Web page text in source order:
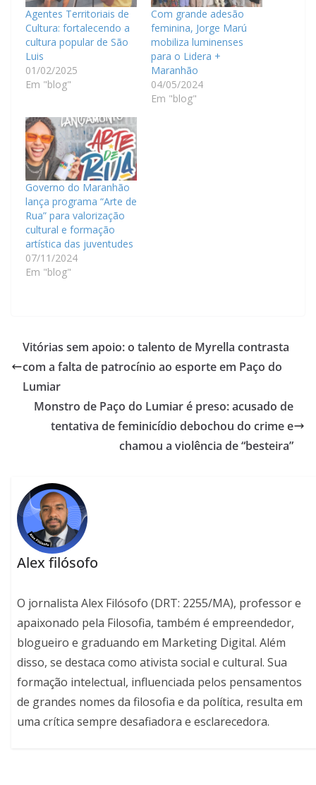
Agentes Territoriais de
Cultura: fortalecendo a
cultura popular de São
Luis
01/02/2025
Em "blog"
Com grande adesão
feminina, Jorge Marú
mobiliza luminenses
para o Lidera +
Maranhão
04/05/2024
Em "blog"
Governo do Maranhão
lança programa “Arte de
Rua” para valorização
cultural e formação
artística das juventudes
07/11/2024
Em "blog"
Vitórias sem apoio: o talento de Myrella contrasta
com a falta de patrocínio ao esporte em Paço do
Lumiar
Monstro de Paço do Lumiar é preso: acusado de
tentativa de feminicídio debochou do crime e
chamou a violência de “besteira”
Alex filósofo
O jornalista Alex Filósofo (DRT: 2255/MA), professor e
apaixonado pela Filosofia, também é empreendedor,
blogueiro e graduando em Marketing Digital. Além
disso, se destaca como ativista social e cultural. Sua
formação intelectual, influenciada pelos pensamentos
de grandes nomes da filosofia e da política, resulta em
uma crítica sempre desafiadora e esclarecedora.